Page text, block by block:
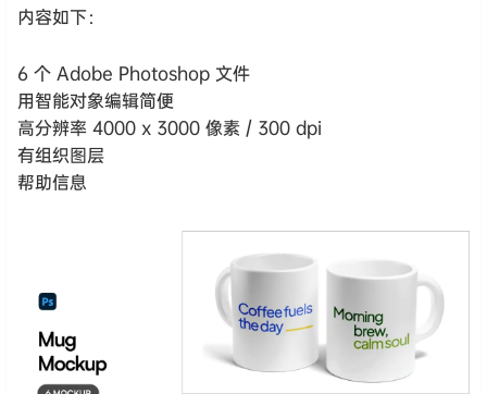
内容如下：
6 个 Adobe Photoshop 文件
用智能对象编辑简便
高分辨率 4000 x 3000 像素 / 300 dpi
有组织图层
帮助信息